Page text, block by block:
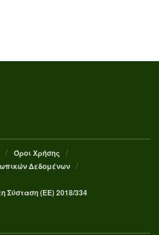
Όροι Χρήσης
Δεδομένων
(ΕΕ) 2018/334